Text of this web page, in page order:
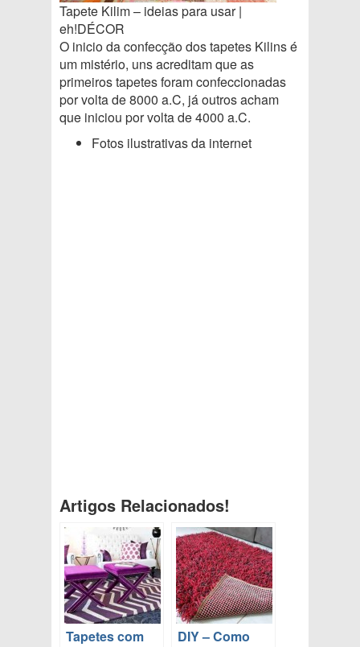
Tapete Kilim – ideias para usar |
eh!DÉCOR
O inicio da confecção dos tapetes Kilins é
um mistério, uns acreditam que as
primeiros tapetes foram confeccionadas
por volta de 8000 a.C, já outros acham
que iniciou por volta de 4000 a.C.
Fotos ilustrativas da internet
Artigos Relacionados!
Tapetes com
DIY – Como